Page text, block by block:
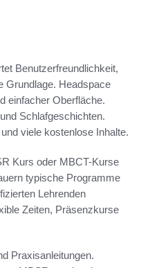
Benutzerfreundlichkeit,
Grundlage. Headspace
einfacher Oberfläche.
Schlafgeschichten.
viele kostenlose Inhalte.
Kurs oder MBCT-Kurse
typische Programme
Lehrenden
Zeiten, Präsenzkurse
Praxisanleitungen.